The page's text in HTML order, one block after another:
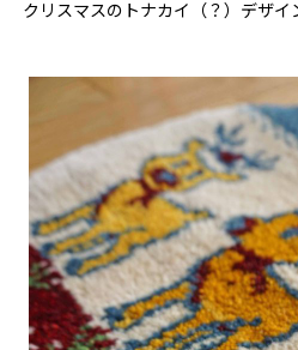
クリスマスのトナカイ（？）デザイ